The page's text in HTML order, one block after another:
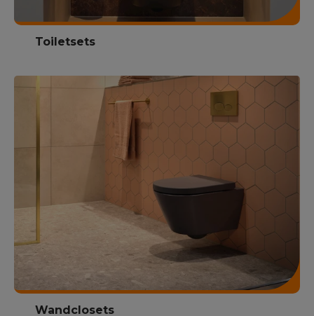
Toiletsets
Wandclosets